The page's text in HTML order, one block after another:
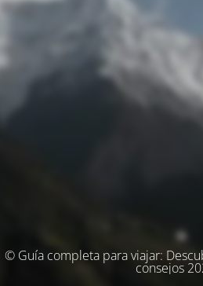
© Guía completa para viajar:
consejos